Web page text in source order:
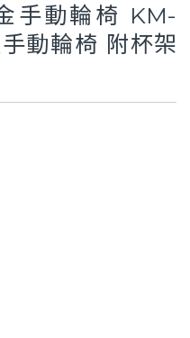
手動輪椅 KM-
動輪椅 附杯架